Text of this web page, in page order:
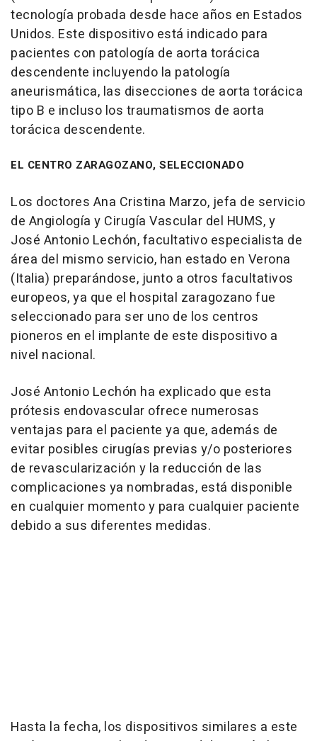
tecnología probada desde hace años en Estados
Unidos. Este dispositivo está indicado para
pacientes con patología de aorta torácica
descendente incluyendo la patología
aneurismática, las disecciones de aorta torácica
tipo B e incluso los traumatismos de aorta
torácica descendente.
EL CENTRO ZARAGOZANO, SELECCIONADO
Los doctores Ana Cristina Marzo, jefa de servicio
de Angiología y Cirugía Vascular del HUMS, y
José Antonio Lechón, facultativo especialista de
área del mismo servicio, han estado en Verona
(Italia) preparándose, junto a otros facultativos
europeos, ya que el hospital zaragozano fue
seleccionado para ser uno de los centros
pioneros en el implante de este dispositivo a
nivel nacional.
José Antonio Lechón ha explicado que esta
prótesis endovascular ofrece numerosas
ventajas para el paciente ya que, además de
evitar posibles cirugías previas y/o posteriores
de revascularización y la reducción de las
complicaciones ya nombradas, está disponible
en cualquier momento y para cualquier paciente
debido a sus diferentes medidas.
Hasta la fecha, los dispositivos similares a este